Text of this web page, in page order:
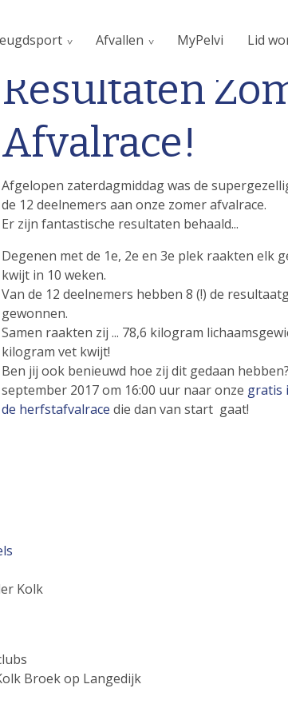
Afvallen MyPelvi Lid
Resultaten
Afvalrace!
Afgelopen zaterdagmiddag was de
de 12 deelnemers aan onze zomer afvalrace.
Er zijn fantastische resultaten behaald...
Degenen met de 1e, 2e en 3e plek raakten elk
kwijt in 10 weken.
Van de 12 deelnemers hebben 8 (!) de
gewonnen.
Samen raakten zij ... 78,6 kilogram
kilogram vet kwijt!
Ben jij ook benieuwd hoe zij dit gedaan
september 2017 om 16:00 uur naar onze gratis
de herfstafvalrace die dan van start gaat!
Kolk
Broek op Langedijk